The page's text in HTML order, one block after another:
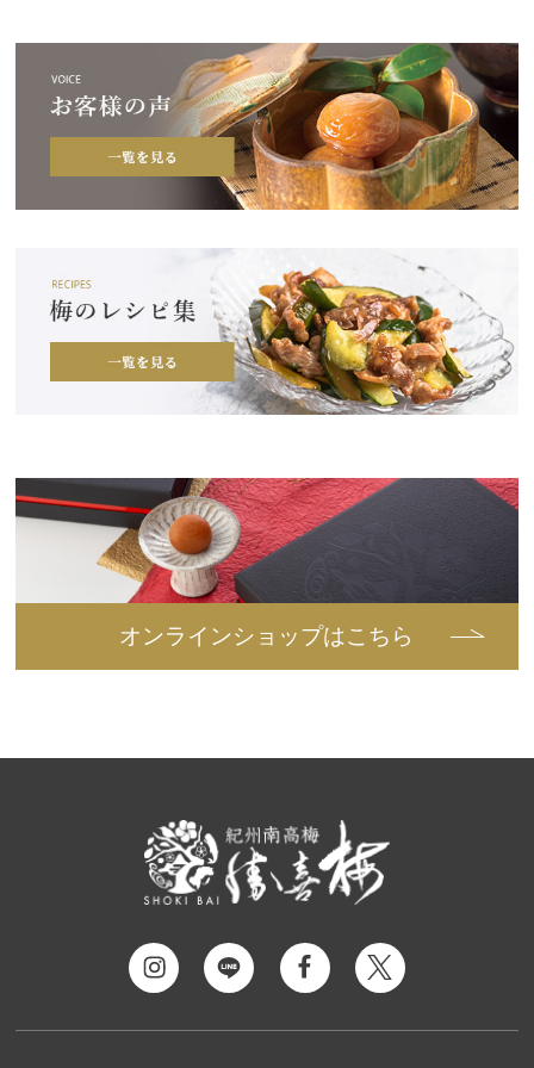
オンラインショップはこちら